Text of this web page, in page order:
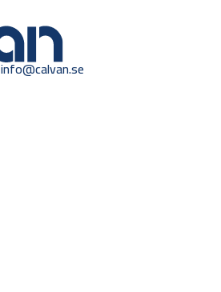
info@calvan.se